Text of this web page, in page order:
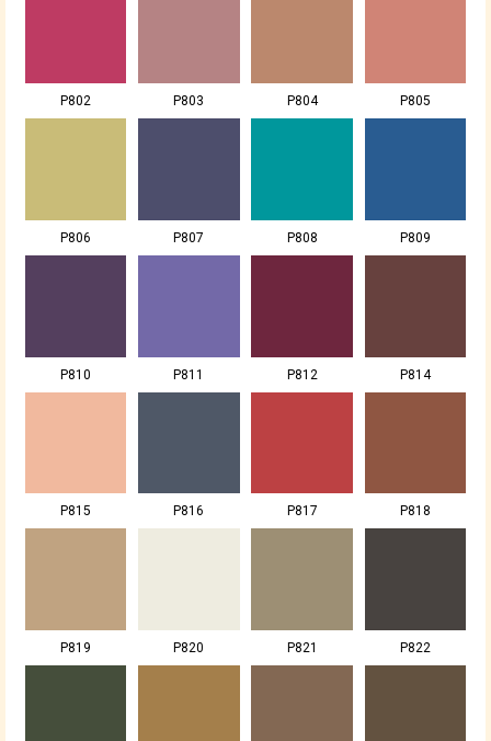
P802 P803 P804 P805
P806 P807 P808 P809
P810 P811 P812 P814
P815 P816 P817 P818
P819 P820 P821 P822